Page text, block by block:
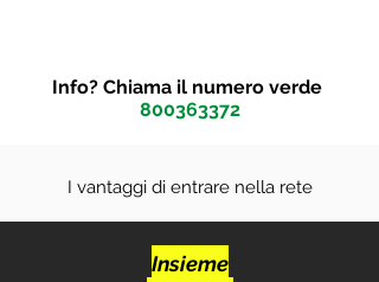
Info? Chiama il numero verde
800363372
I vantaggi di entrare nella rete
Insieme